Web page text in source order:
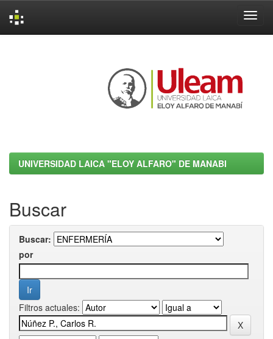
UNIVERSIDAD LAICA "ELOY ALFARO" DE MANABI
Buscar
Buscar:
por
Filtros actuales: